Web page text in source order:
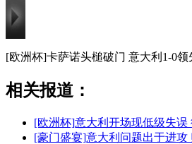
[欧洲杯]卡萨诺头槌破门 意大利1-0领
相关报道：
[欧洲杯]意大利开场现低级失误
[豪门盛宴]意大利问题出于进攻